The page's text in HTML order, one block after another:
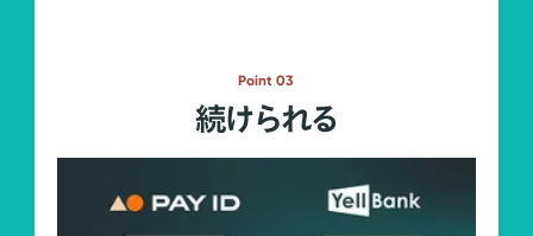
Point 03
続けられる